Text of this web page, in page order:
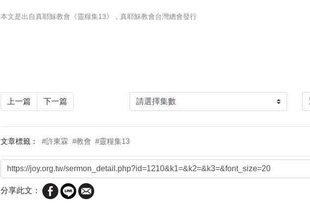
本文是出自真耶穌教會《靈糧集13》，真耶穌教會台灣總會發行
上一篇 下一篇
文章標籤：#許東霖#教會#靈糧集13
分享此文：